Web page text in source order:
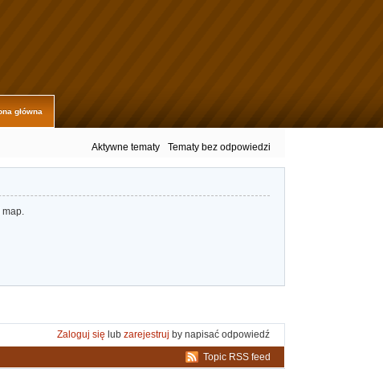
główna
Aktywne tematy Tematy bez odpowiedzi
map.
Zaloguj się lub zarejestruj by napisać odpowiedź
Topic RSS feed